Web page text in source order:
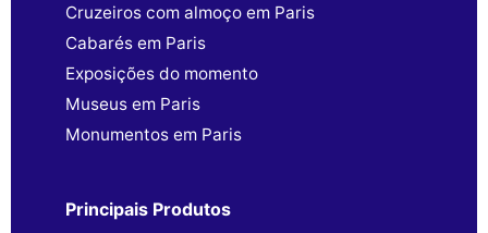
Cruzeiros com almoço em Paris
Cabarés em Paris
Exposições do momento
Museus em Paris
Monumentos em Paris
Principais Produtos